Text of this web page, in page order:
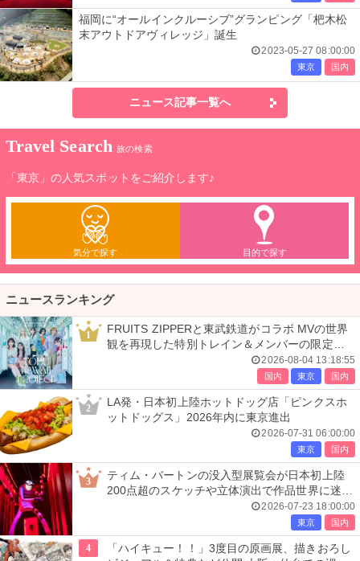
福岡に“オールインクルーシブ”グランピング「杷木松
末アウトドアヴィレッジ」誕生
2023-05-27 08:00:00
東京 国内
ニュース記事一覧へ
Travel Search 旅の検索
「東京」の人気スポットをご紹介します♪
気分で探す 目的で探す
ニュースランキング
1
FRUITS ZIPPERと東武鉄道がコラボ MVの世界
観を再現した特別トレイン＆メンバーの限定ア
2026-08-04 13:18:55
国内 東京 国内
2
LA発・日本初上陸ホットドッグ店「ピンクスホ
ットドッグス」2026年内に東京進出
2026-07-31 06:00:00
東京 国内
3
ティム・バートンの没入型展覧会が日本初上陸
200点超のスケッチや立体演出で作品世界に迷い
2026-07-23 18:00:00
東京 国内
4
「ハイキュー！！」3度目の原画展、描きおろし